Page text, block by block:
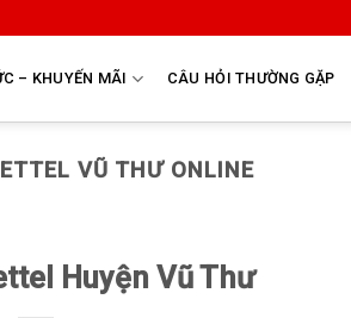
– KHUYẾN MÃI CÂU HỎI THƯỜNG GẶP
VŨ THƯ ONLINE
Huyện Vũ Thư